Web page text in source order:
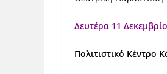
Δευτέρα 11
Πολιτιστικό Κέντρο